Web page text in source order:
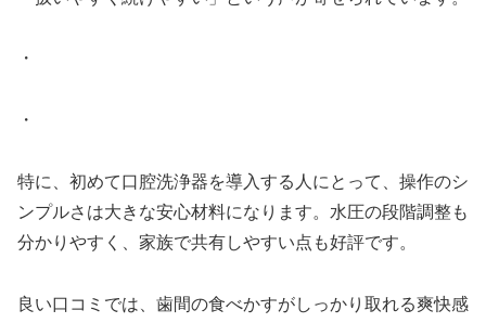
・
・
特に、初めて口腔洗浄器を導入する人にとって、操作のシ
ンプルさは大きな安心材料になります。水圧の段階調整も
分かりやすく、家族で共有しやすい点も好評です。
良い口コミでは、歯間の食べかすがしっかり取れる爽快感